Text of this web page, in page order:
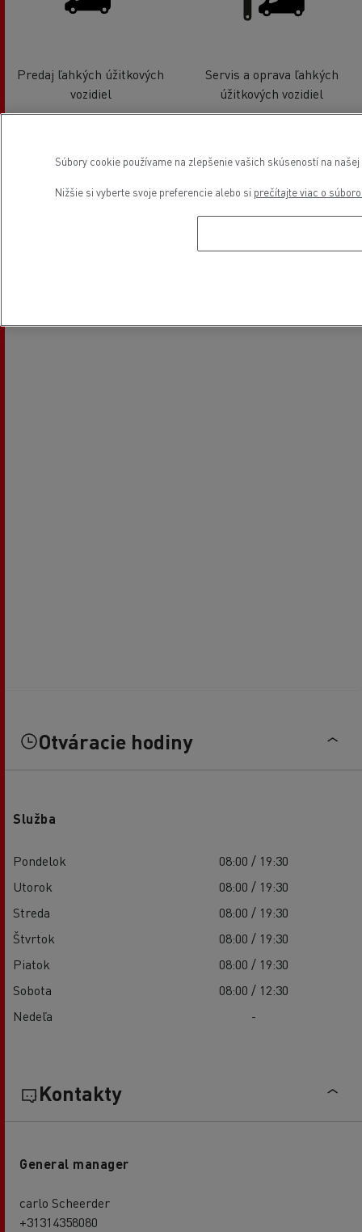
Predaj ľahkých úžitkových
vozidiel
Servis a oprava ľahkých
úžitkových vozidiel
Elektrické vozidlá
Otváracie hodiny
Služba
Pondelok
08:00 / 19:30
Utorok
08:00 / 19:30
Streda
08:00 / 19:30
Štvrtok
08:00 / 19:30
Piatok
08:00 / 19:30
Sobota
08:00 / 12:30
Nedeľa
-
Kontakty
General manager
carlo Scheerder
+31314358080
Súbory cookie používame na zlepšenie vašich skúseností na
Nižšie si vyberte svoje preferencie alebo si prečítajte viac o